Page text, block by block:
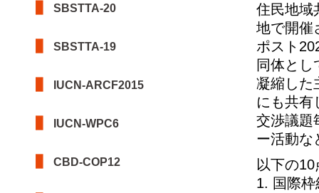
SBSTTA-20
SBSTTA-19
IUCN-ARCF2015
IUCN-WPC6
CBD-COP12
住民地域
地で開催
ポスト
同体と
凝縮した
にも共有
交渉議題
ー活動な
以下の
1. 国際枠